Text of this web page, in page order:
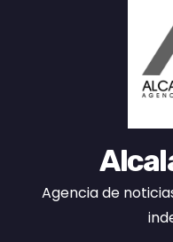
Agencia de